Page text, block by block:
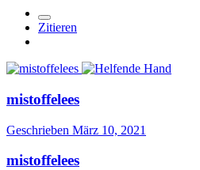
Zitieren
mistoffelees
Geschrieben März 10, 2021
mistoffelees